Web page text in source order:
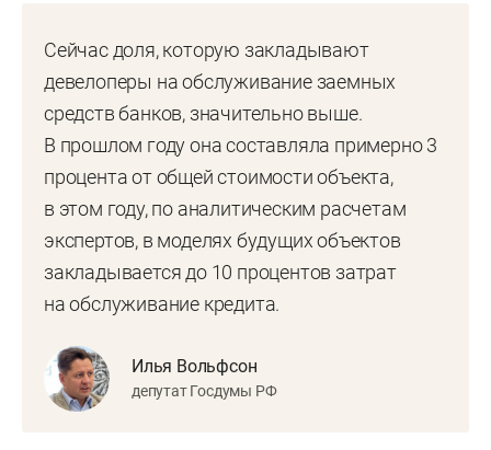
Сейчас доля, которую закладывают
девелоперы на обслуживание заемных
средств банков, значительно выше.
В прошлом году она составляла примерно 3
процента от общей стоимости объекта,
в этом году, по аналитическим расчетам
экспертов, в моделях будущих объектов
закладывается до 10 процентов затрат
на обслуживание кредита.
Илья Вольфсон
депутат Госдумы РФ